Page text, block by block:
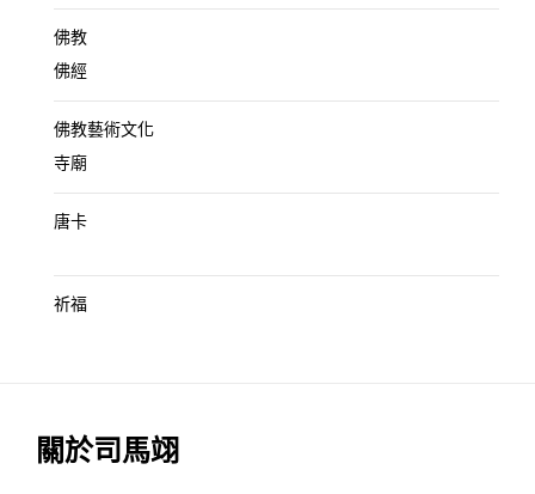
佛教
佛經
佛教藝術文化
寺廟
唐卡
祈福
關於司馬翊